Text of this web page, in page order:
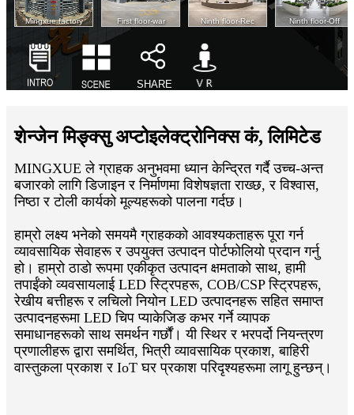
शेन्जेन मिङ्क्सु अप्टोइलेक्ट्रोनिक्स कं, लिमिटेड
MINGXUE ले ग्राहक अनुभवमा ध्यान केन्द्रित गर्दै उच्च-अन्त
बजारको लागि डिजाइन र निर्माणमा विशेषज्ञता राख्छ, र विश्वास,
निष्ठा र टोली कार्यको मूल्यहरूको पालना गर्दछ।
हाम्रो लक्ष्य भनेको समयमै ग्राहकको आवश्यकताहरू पूरा गर्न
व्यावसायिक सेवाहरू र उपयुक्त उत्पादन पोर्टफोलियो प्रदान गर्नु
हो। हाम्रो ठाडो रूपमा एकीकृत उत्पादन क्षमताको साथ, हामी
तपाईंको व्यवसायलाई LED स्ट्रिपहरू, COB/CSP स्ट्रिपहरू,
रेखीय बत्तीहरू र लचिलो नियोन LED उत्पादनहरू सहित समाप्त
उत्पादनहरूमा LED चिप प्याकेजिङ कभर गर्ने व्यापक
समाधानहरूको साथ समर्थन गर्छौं। यी स्थिर र भरपर्दो नियन्त्रण
प्रणालीहरू द्वारा समर्थित, भित्री व्यावसायिक प्रकाश, बाहिरी
वास्तुकला प्रकाश र IoT घर प्रकाश परिदृश्यहरूमा लागू हुन्छन्।